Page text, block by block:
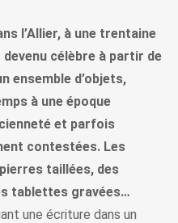
l’Allier, à une trentaine
célèbre à partir de
ensemble d’objets,
à une époque
et parfois
contestées. Les
taillées, des
tablettes gravées…
une écriture dans un